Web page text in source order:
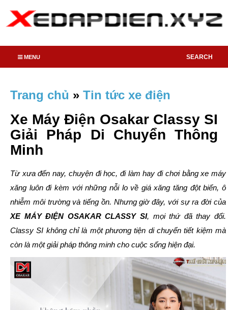
SEARCH
MENU
Trang chủ » Tin tức xe điện
Xe Máy Điện Osakar Classy SI
Giải Pháp Di Chuyển Thông
Minh
Từ xưa đến nay, chuyện đi học, đi làm hay đi chơi bằng xe máy
xăng luôn đi kèm với những nỗi lo về giá xăng tăng đột biến, ô
nhiễm môi trường và tiếng ồn. Nhưng giờ đây, với sự ra đời của
XE MÁY ĐIỆN OSAKAR CLASSY SI, mọi thứ đã thay đổi.
Classy SI không chỉ là một phương tiện di chuyển tiết kiệm mà
còn là một giải pháp thông minh cho cuộc sống hiện đại.